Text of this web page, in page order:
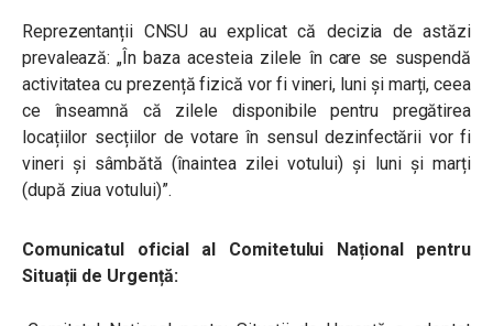
Reprezentanții CNSU au explicat că decizia de astăzi
prevalează: „În baza acesteia zilele în care se suspendă
activitatea cu prezență fizică vor fi vineri, luni și marți, ceea
ce înseamnă că zilele disponibile pentru pregătirea
locațiilor secțiilor de votare în sensul dezinfectării vor fi
vineri și sâmbătă (înaintea zilei votului) și luni și marți
(după ziua votului)”.
Comunicatul oficial al Comitetului Național pentru
Situații de Urgență: